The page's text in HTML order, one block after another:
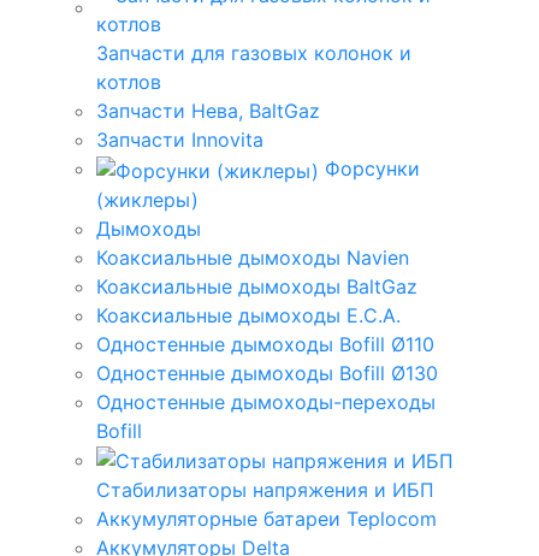
Запчасти для газовых колонок и
котлов
Запчасти Нева, BaltGaz
Запчасти Innovita
Форсунки
(жиклеры)
Дымоходы
Коаксиальные дымоходы Navien
Коаксиальные дымоходы BaltGaz
Коаксиальные дымоходы E.C.A.
Одностенные дымоходы Bofill Ø110
Одностенные дымоходы Bofill Ø130
Одностенные дымоходы-переходы
Bofill
Стабилизаторы напряжения и ИБП
Аккумуляторные батареи Teplocom
Аккумуляторы Delta